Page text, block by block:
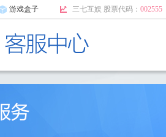
游戏盒子 三七互娱 股票代码： 002555